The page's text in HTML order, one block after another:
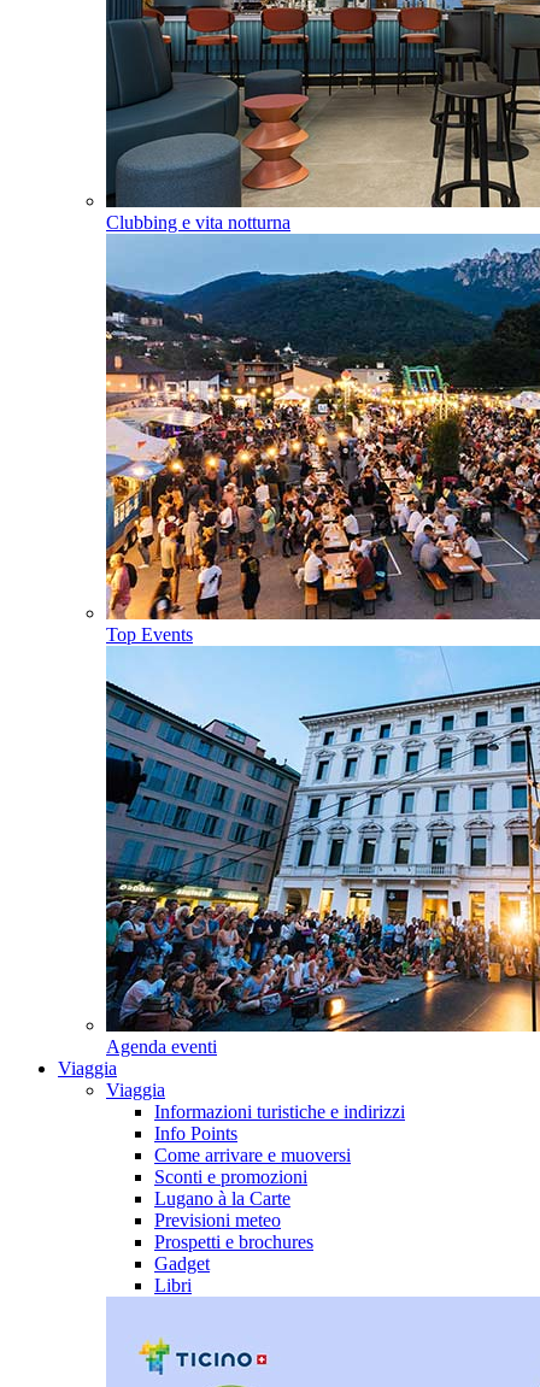
Clubbing e vita notturna
Top Events
Agenda eventi
Viaggia
Viaggia
Informazioni turistiche e indirizzi
Info Points
Come arrivare e muoversi
Sconti e promozioni
Lugano à la Carte
Previsioni meteo
Prospetti e brochures
Gadget
Libri